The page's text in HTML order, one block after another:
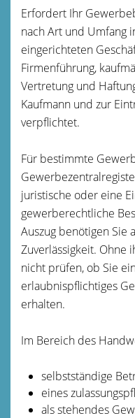
Erfordert Ihr
nach Art und Umfang
eingerichteten
Firmenführung,
Vertretung und
Kaufmann und zur
verpflichtet.
Für bestimmte
juristische oder eine
gewerberechtliche
Auszug benötigen Sie
Zuverlässigkeit. Ohne
nicht prüfen, ob Sie
erlaubnispflichtiges
erhalten.
Im Bereich des
selbstständige
eines
als stehendes